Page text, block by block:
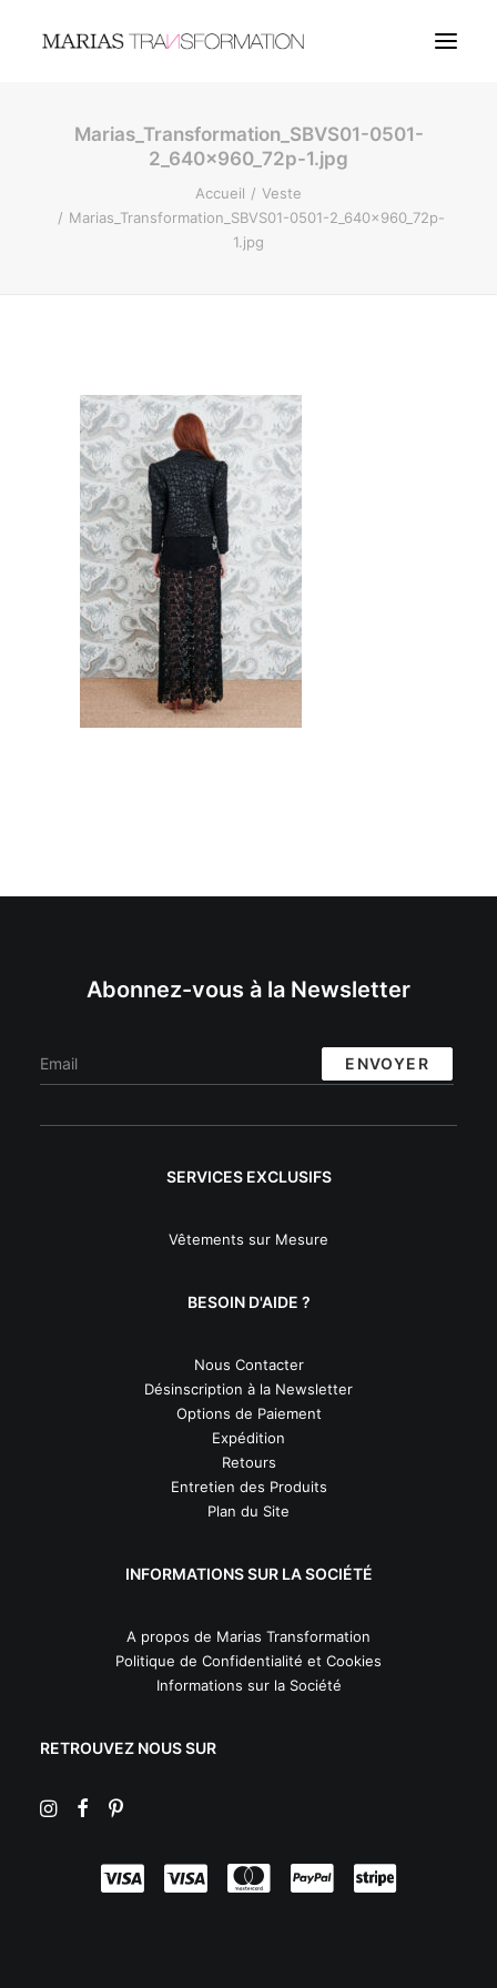
COUTURE
MY WISHLIST
PANIER
Marias_Transformation_SBVS01-0501-
2_640x960_72p-1.jpg
Accueil
Veste
Marias_Transformation_SBVS01-0501-2_640x960_72p-
1.jpg
Abonnez-vous à la Newsletter
SERVICES EXCLUSIFS
Vêtements sur Mesure
BESOIN D'AIDE ?
Nous Contacter
Désinscription à la Newsletter
Options de Paiement
Expédition
Retours
Entretien des Produits
Plan du Site
INFORMATIONS SUR LA SOCIÉTÉ
A propos de Marias Transformation
Politique de Confidentialité et Cookies
Informations sur la Société
RETROUVEZ NOUS SUR